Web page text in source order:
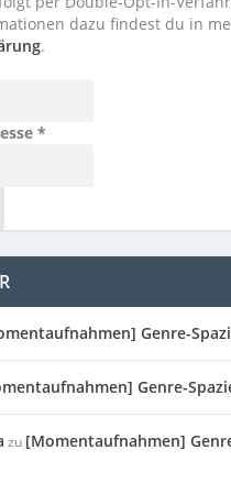
dazu findest du in
.
*
Genre-
Genre-
zu [Momentaufnahmen]